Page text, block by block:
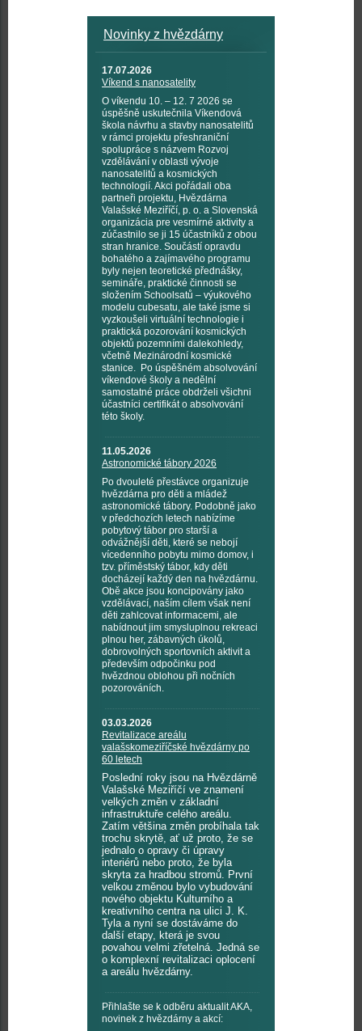
Novinky z hvězdárny
17.07.2026
Víkend s nanosatelity
O víkendu 10. – 12. 7 2026 se
úspěšně uskutečnila Víkendová
škola návrhu a stavby nanosatelitů
v rámci projektu přeshraniční
spolupráce s názvem Rozvoj
vzdělávání v oblasti vývoje
nanosatelitů a kosmických
technologií. Akci pořádali oba
partneři projektu, Hvězdárna
Valašské Meziříčí, p. o. a Slovenská
organizácia pre vesmírné aktivity a
zúčastnilo se ji 15 účastníků z obou
stran hranice. Součástí opravdu
bohatého a zajímavého programu
byly nejen teoretické přednášky,
semináře, praktické činnosti se
složením Schoolsatů – výukového
modelu cubesatu, ale také jsme si
vyzkoušeli virtuální technologie i
praktická pozorování kosmických
objektů pozemními dalekohledy,
včetně Mezinárodní kosmické
stanice. Po úspěšném absolvování
víkendové školy a nedělní
samostatné práce obdrželi všichni
účastníci certifikát o absolvování
této školy.
11.05.2026
Astronomické tábory 2026
Po dvouleté přestávce organizuje
hvězdárna pro děti a mládež
astronomické tábory. Podobně jako
v předchozích letech nabízíme
pobytový tábor pro starší a
odvážnější děti, které se nebojí
vícedenního pobytu mimo domov, i
tzv. příměstský tábor, kdy děti
docházejí každý den na hvězdárnu.
Obě akce jsou koncipovány jako
vzdělávací, naším cílem však není
děti zahlcovat informacemi, ale
nabídnout jim smysluplnou rekreaci
plnou her, zábavných úkolů,
dobrovolných sportovních aktivit a
především odpočinku pod
hvězdnou oblohou při nočních
pozorováních.
03.03.2026
Revitalizace areálu
valašskomeziříčské hvězdárny po
60 letech
Poslední roky jsou na Hvězdárně
Valašské Meziříčí ve znamení
velkých změn v základní
infrastruktuře celého areálu.
Zatím většina změn probíhala tak
trochu skrytě, ať už proto, že se
jednalo o opravy či úpravy
interiérů nebo proto, že byla
skryta za hradbou stromů. První
velkou změnou bylo vybudování
nového objektu Kulturního a
kreativního centra na ulici J. K.
Tyla a nyní se dostáváme do
další etapy, která je svou
povahou velmi zřetelná. Jedná se
o komplexní revitalizaci oplocení
a areálu hvězdárny.
Přihlašte se k odběru aktualit AKA,
novinek z hvězdárny a akcí: